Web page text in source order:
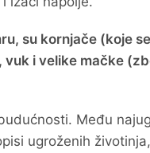
su kornjače (koje
i velike mačke
Među
ugroženih